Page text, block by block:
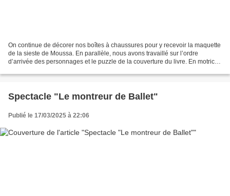
On continue de décorer nos boîtes à chaussures pour y recevoir la maquette
de la sieste de Moussa. En parallèle, nous avons travaillé sur l’ordre
d’arrivée des personnages et le puzzle de la couverture du livre. En motricité
Spectacle "Le montreur de Ballet"
Publié le 17/03/2025 à 22:06